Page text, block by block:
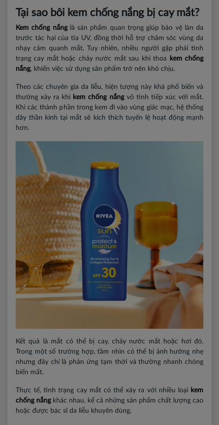
Tại sao bôi kem chống nắng bị cay mắt?
Kem chống nắnglà sản phẩm quan trọng giúp bảo vệ làn da
trước tác hại của tia UV, đồng thời hỗ trợ chăm sóc vùng da
nhạy cảm quanh mắt. Tuy nhiên, nhiều người gặp phải tình
trạng cay mắt hoặc chảy nước mắt sau khi thoa
kem chống
nắng, khiến việc sử dụng sản phẩm trở nên khó chịu.
Theo các chuyên gia da liễu, hiện tượng này khá phổ biến và
thường xảy ra khi kem chống nắng vô tình tiếp xúc với mắt.
Khi các thành phần trong kem đi vào vùng giác mạc, hệ thống
dây thần kinh tại mắt sẽ kích thích tuyến lệ hoạt động mạnh
hơn.
Kết quả là mắt có thể bị cay, chảy nước mắt hoặc hơi đỏ.
Trong một số trường hợp, tầm nhìn có thể bị ảnh hưởng nhẹ
nhưng đây chỉ là phản ứng tạm thời và thường nhanh chóng
biến mất.
Thực tế, tình trạng cay mắt có thể xảy ra với nhiều loại kem
chống nắngkhác nhau, kể cả những sản phẩm chất lượng cao
hoặc được bác sĩ da liễu khuyên dùng.